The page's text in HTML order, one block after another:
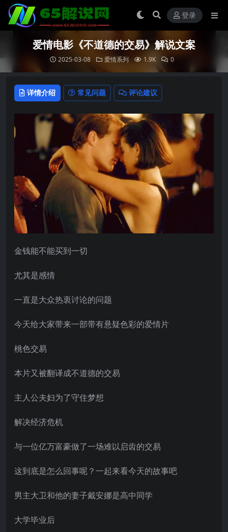
登录
爱情电影《不道德的交易》解说文案
2025-03-08 爱情系列 1.9K 0
详情介绍 常见问题 评论建议
金钱能不能买到一切
尤其是感情
一直是大众热衷讨论的问题
今天给大家带来一部带有悬疑色彩的爱情片
桃色交易
本片又被翻译成不道德的交易
主人公夫妇为了守住梦想
解决经济危机
与一位亿万富豪做了一场难以启齿的交易
这到底是怎么回事呢？一起来看今天的故事吧
男主大卫和他的妻子戴安娜是高中同学
大学毕业后